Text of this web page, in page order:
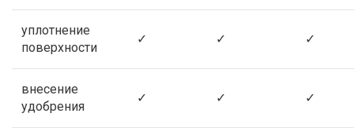
уплотнение
поверхности
✓ ✓ ✓
внесение
удобрения
✓ ✓ ✓